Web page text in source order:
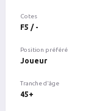
Cotes
F5 / -
Position préféré
Joueur
Tranche d'âge
45+